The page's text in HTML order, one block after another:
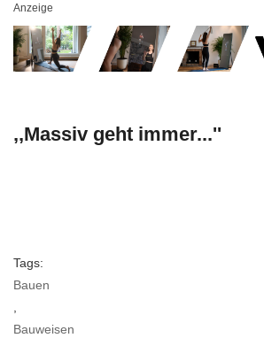
Anzeige
,,Massiv geht immer...''
Tags:
Bauen
Bauweisen